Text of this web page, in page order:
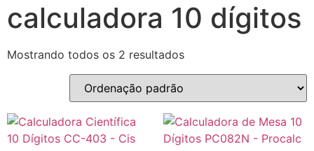
calculadora 10 dígitos
Mostrando todos os 2 resultados